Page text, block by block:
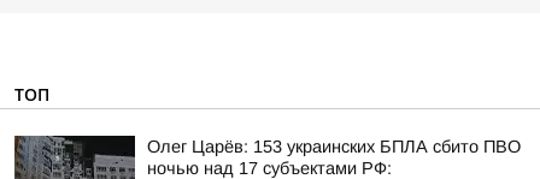
ТОП
Олег Царёв: 153 украинских БПЛА сбито ПВО
ночью над 17 субъектами РФ: